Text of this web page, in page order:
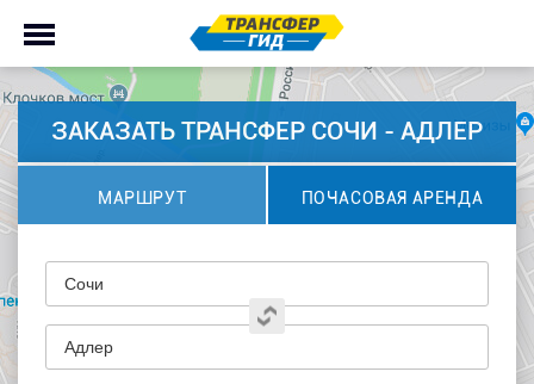
ЗАКАЗАТЬ ТРАНСФЕР СОЧИ - АДЛЕР
МАРШРУТ ПОЧАСОВАЯ АРЕНДА